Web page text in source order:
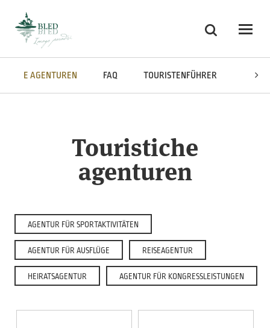
Suchen
Odpri
AGENTUREN FAQ TOURISTENFÜHRER
Touristiche
agenturen
AGENTUR FÜR SPORTAKTIVITÄTEN
AGENTUR FÜR AUSFLÜGE REISEAGENTUR
HEIRATSAGENTUR AGENTUR FÜR KONGRESSLEISTUNGEN